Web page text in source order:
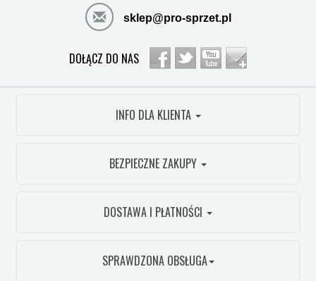
sklep@pro-sprzet.pl
DOŁĄCZ DO NAS
INFO DLA KLIENTA
BEZPIECZNE ZAKUPY
DOSTAWA I PŁATNOŚCI
SPRAWDZONA OBSŁUGA